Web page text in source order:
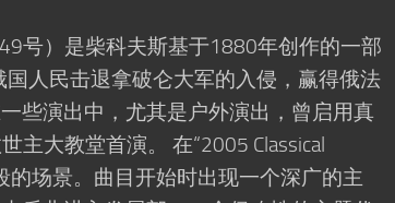
号）是柴科夫斯基于1880年创作的一部
人民击退拿破仑大军的入侵，赢得俄法
些演出中，尤其是户外演出，曾启用真
主大教堂首演。 在“2005 Classical
的场景。曲目开始时出现一个深广的主